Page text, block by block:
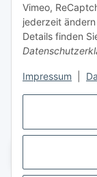
Vimeo,
jederzeit
Details finden
Impressum
Telefon:
E-Mail:
Informationen
Gesetzliche
Vertrag